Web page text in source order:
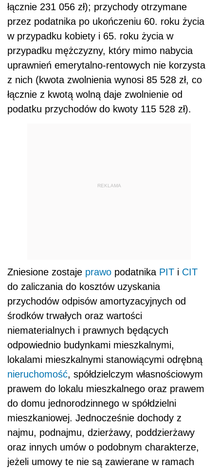
łącznie 231 056 zł); przychody otrzymane
przez podatnika po ukończeniu 60. roku życia
w przypadku kobiety i 65. roku życia w
przypadku mężczyzny, który mimo nabycia
uprawnień emerytalno-rentowych nie korzysta
z nich (kwota zwolnienia wynosi 85 528 zł, co
łącznie z kwotą wolną daje zwolnienie od
podatku przychodów do kwoty 115 528 zł).
REKLAMA
Zniesione zostaje prawo podatnika PIT i CIT
do zaliczania do kosztów uzyskania
przychodów odpisów amortyzacyjnych od
środków trwałych oraz wartości
niematerialnych i prawnych będących
odpowiednio budynkami mieszkalnymi,
lokalami mieszkalnymi stanowiącymi odrębną
nieruchomość, spółdzielczym własnościowym
prawem do lokalu mieszkalnego oraz prawem
do domu jednorodzinnego w spółdzielni
mieszkaniowej. Jednocześnie dochody z
najmu, podnajmu, dzierżawy, poddzierżawy
oraz innych umów o podobnym charakterze,
jeżeli umowy te nie są zawierane w ramach